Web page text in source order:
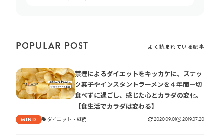
POPULAR POST よく読まれている記事
禁煙によるダイエットをキッカケに、スナッ
ク菓子やインスタントラーメンを４年間一切
食べずに過ごし、感じた心とカラダの変化。
【食生活でカラダは変わる】
MIND ダイエット 継続 2020.09.01 2019.07.20